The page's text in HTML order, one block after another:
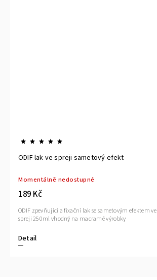
ODIF lak ve spreji sametový efekt
Momentálně nedostupné
189 Kč
Detail
ODIF zpevňující a fixační lak se sametovým efektem ve
spreji 250ml vhodný na macramé výrobky